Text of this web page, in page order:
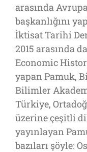
arasında
başkanlığını
İktisat Tarihi
2015 arasında
Economic
yapan Pamuk,
Bilimler
Türkiye,
üzerine çeşitli
yayınlayan
bazıları şöyle: